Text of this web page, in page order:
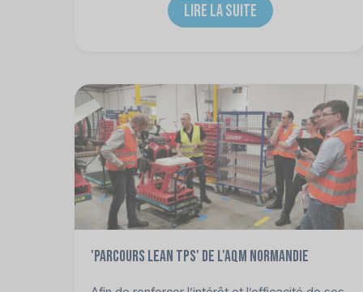
LIRE LA SUITE
'Parcours LEAN TPS' de l'AQM Normandie